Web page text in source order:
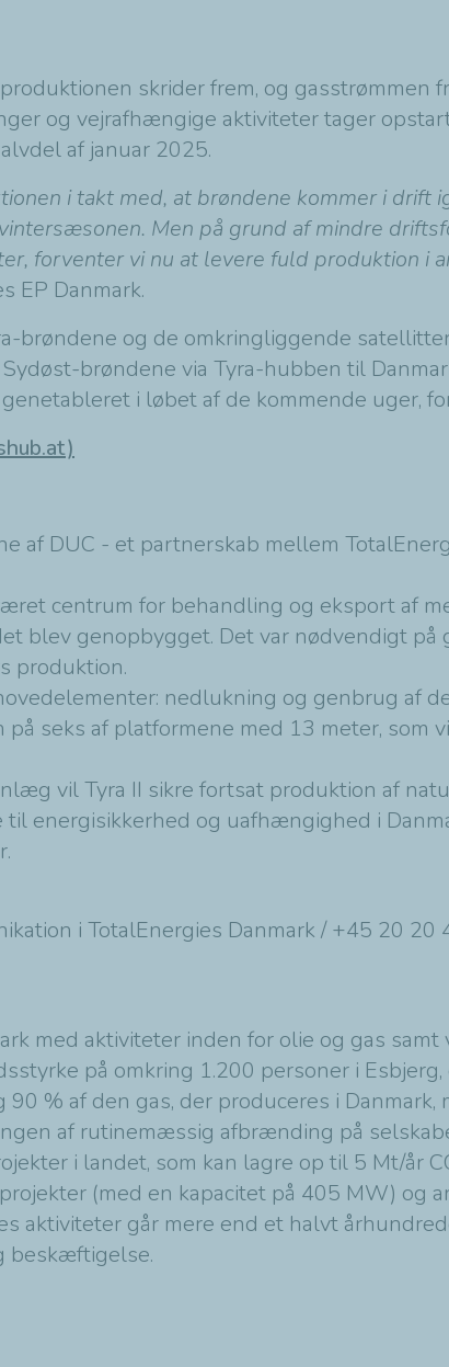
skrider frem, og gasstrømmen
og vejrafhængige aktiviteter tager
af januar 2025.
i takt med, at brøndene kommer i drift
Men på grund af mindre
forventer vi nu at levere fuld produktion i
EP Danmark.
brøndene og de omkringliggende
brøndene via Tyra-hubben til
i løbet af de kommende uger,
af DUC - et partnerskab mellem
centrum for behandling og eksport af
blev genopbygget. Det var nødvendigt
produktion.
nedlukning og genbrug af
seks af platformene med 13 meter, som
vil Tyra II sikre fortsat produktion af
energisikkerhed og uafhængighed i
i TotalEnergies Danmark / +45 20 20
med aktiviteter inden for olie og gas
på omkring 1.200 personer i Esbjerg,
% af den gas, der produceres i
af rutinemæssig afbrænding på
i landet, som kan lagre op til 5 Mt/år
(med en kapacitet på 405 MW) og
aktiviteter går mere end et halvt
beskæftigelse.